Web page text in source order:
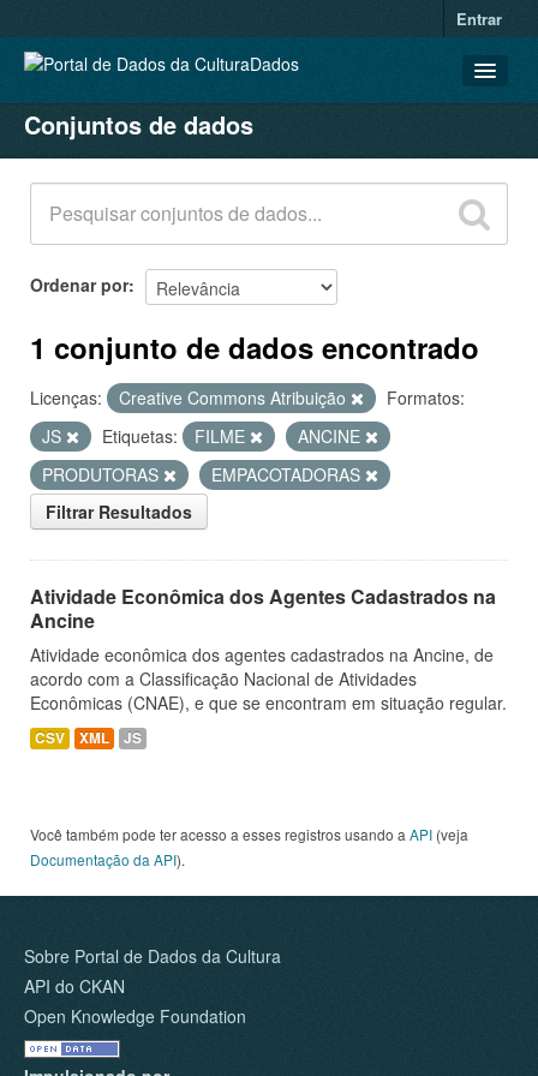
Entrar
CONJUNTOS DE DADOS
ORGANIZAÇÕES
GRUPOS
SOBRE
Conjuntos de dados
Ordenar por
1 conjunto de dados encontrado
Licenças: Creative Commons Atribuição
Formatos:
JS
Etiquetas: FILME
ANCINE
PRODUTORAS
EMPACOTADORAS
Filtrar Resultados
Atividade Econômica dos Agentes Cadastrados na
Ancine
Atividade econômica dos agentes cadastrados na Ancine, de
acordo com a Classificação Nacional de Atividades
Econômicas (CNAE), e que se encontram em situação regular.
CSV XML JS
Você também pode ter acesso a esses registros usando a API (veja
Documentação da API).
Sobre Portal de Dados da Cultura
API do CKAN
Open Knowledge Foundation